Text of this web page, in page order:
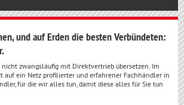
und auf Erden die besten Verbündeten:
zwangsläufig mit Direktvertrieb übersetzen. Im
auf ein Netz profilierter und erfahrener Fachhändler in
für die wir alles tun, damit diese alles für Sie tun